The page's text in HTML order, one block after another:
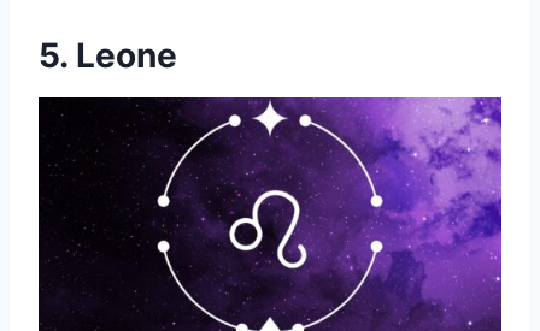
5. Leone